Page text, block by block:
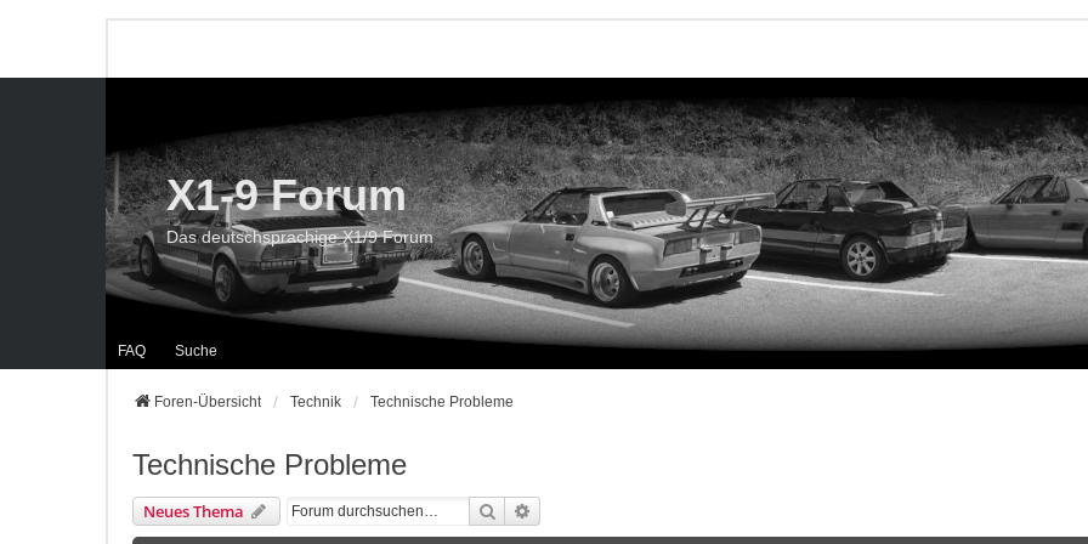
FAQ Suche
X1-9 Forum
Das deutschsprachige X1/9 Forum
Foren-Übersicht Technik Technische Probleme
Technische Probleme
Neues Thema Suche